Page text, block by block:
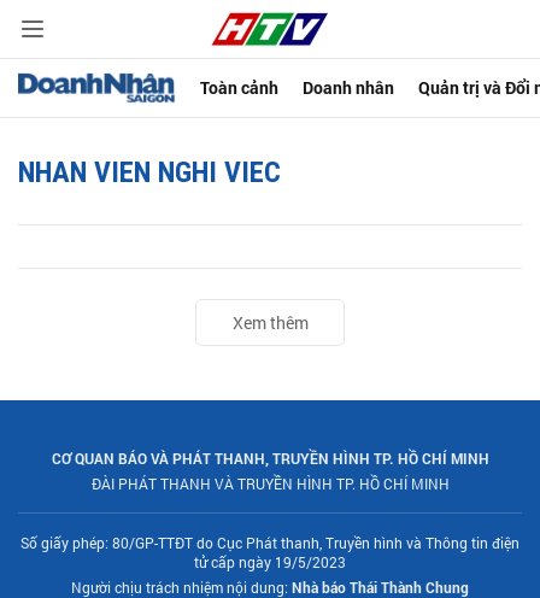
Toàn cảnh Doanh nhân Quản trị và Đổi
NHAN VIEN NGHI VIEC
Xem thêm
CƠ QUAN BÁO VÀ PHÁT THANH, TRUYỀN HÌNH TP. HỒ CHÍ MINH
ĐÀI PHÁT THANH VÀ TRUYỀN HÌNH TP. HỒ CHÍ MINH
Số giấy phép: 80/GP-TTĐT do Cục Phát thanh, Truyền hình và Thông tin điện
tử cấp ngày 19/5/2023
Người chịu trách nhiệm nội dung: Nhà báo Thái Thành Chung